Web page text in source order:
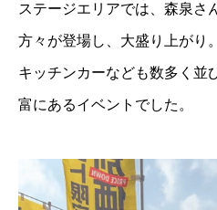
ステージエリアでは、森泉さ
方々が登場し、大盛り上がり。
キッチンカーなども数多く並
富にあるイベントでした。